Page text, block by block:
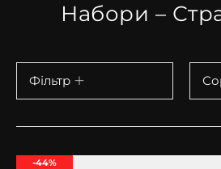
Набори –
Фільтр
-44%